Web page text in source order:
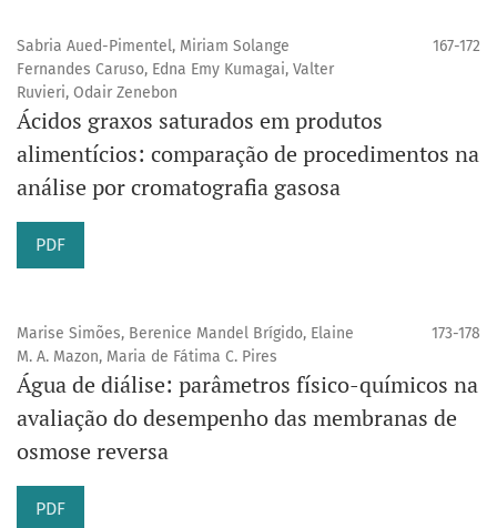
Sabria Aued-Pimentel, Miriam Solange
Fernandes Caruso, Edna Emy Kumagai, Valter
Ruvieri, Odair Zenebon
167-172
Ácidos graxos saturados em produtos
alimentícios: comparação de procedimentos na
análise por cromatografia gasosa
PDF
Marise Simões, Berenice Mandel Brígido, Elaine
M. A. Mazon, Maria de Fátima C. Pires
173-178
Água de diálise: parâmetros físico-químicos na
avaliação do desempenho das membranas de
osmose reversa
PDF